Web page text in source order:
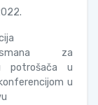
za
potrošača u
u